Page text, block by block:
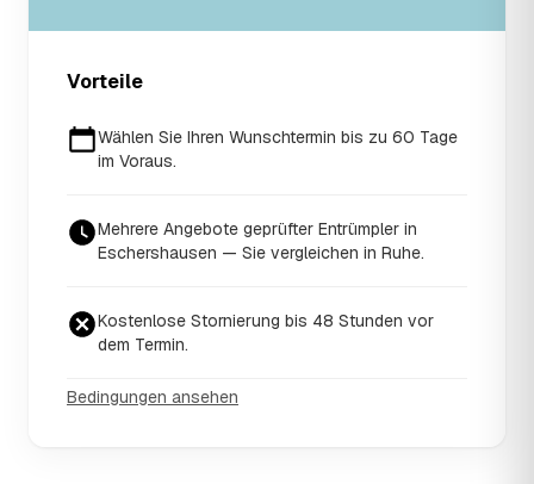
Vorteile
Wählen Sie Ihren Wunschtermin bis zu 60 Tage
im Voraus.
Mehrere Angebote geprüfter Entrümpler in
Eschershausen — Sie vergleichen in Ruhe.
Kostenlose Stornierung bis 48 Stunden vor
dem Termin.
Bedingungen ansehen